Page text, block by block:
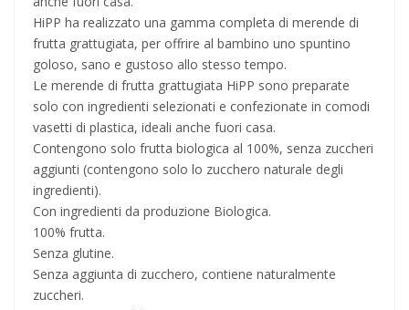
HiPP ha realizzato una gamma completa di merende di
frutta grattugiata, per offrire al bambino uno spuntino
goloso, sano e gustoso allo stesso tempo.
Le merende di frutta grattugiata HiPP sono preparate
solo con ingredienti selezionati e confezionate in comodi
vasetti di plastica, ideali anche fuori casa.
Contengono solo frutta biologica al 100%, senza zuccheri
aggiunti (contengono solo lo zucchero naturale degli
ingredienti).
Con ingredienti da produzione Biologica.
100% frutta.
Senza glutine.
Senza aggiunta di zucchero, contiene naturalmente
zuccheri.